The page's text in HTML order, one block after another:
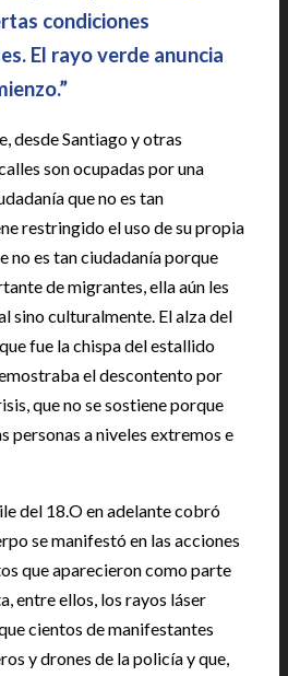
condiciones
El rayo verde anuncia
desde Santiago y otras
son ocupadas por una
que no es tan
restringido el uso de su propia
no es tan ciudadanía porque
de migrantes, ella aún les
sino culturalmente. El alza del
fue la chispa del estallido
el descontento por
que no se sostiene porque
personas a niveles extremos e
del 18.O en adelante cobró
se manifestó en las acciones
que aparecieron como parte
entre ellos, los rayos láser
cientos de manifestantes
y drones de la policía y que,